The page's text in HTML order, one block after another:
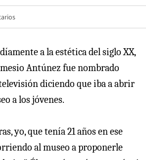
a la estética del siglo XX,
Antúnez fue nombrado
diciendo que iba a abrir
a los jóvenes.
yo, que tenía 21 años en ese
al museo a proponerle